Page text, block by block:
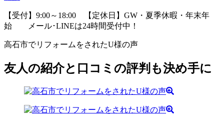
【受付】9:00～18:00 【定休日】GW・夏季休暇・年末年
始 メール･LINEは24時間受付中！
高石市でリフォームをされたU様の声
友人の紹介と口コミの評判も決め手に